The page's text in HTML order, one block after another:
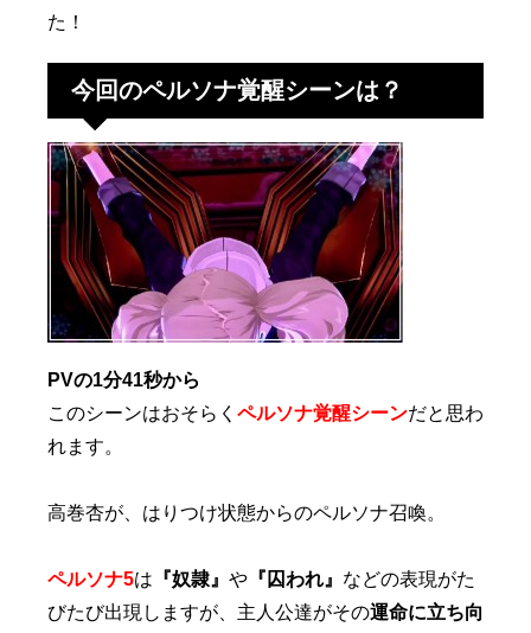
た！
今回のペルソナ覚醒シーンは？
PVの1分41秒から
このシーンはおそらく ペルソナ覚醒シーンだと思わ
れます。
高巻杏が、はりつけ状態からのペルソナ召喚。
ペルソナ5は 『奴隷』 や 『囚われ』 などの表現がた
びたび出現しますが、主人公達がその運命に立ち向